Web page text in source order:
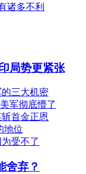
诸多不利
局势更紧张
三大机密
军彻底懵了
首金正恩
地位
受不了
舍弃？